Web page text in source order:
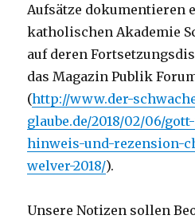
Aufsätze dokumentieren
katholischen Akademie
auf deren
das Magazin Publik
(http://www.der-
glaube.de/2018/02/06/
hinweis-und-rezension-
welver-2018/).
Unsere Notizen sollen